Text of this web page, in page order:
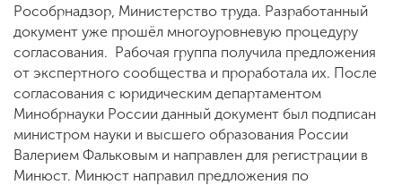
Рособрнадзор, Министерство труда. Разработанный
документ уже прошёл многоуровневую процедуру
согласования. Рабочая группа получила предложения
от экспертного сообщества и проработала их. После
согласования с юридическим департаментом
Минобрнауки России данный документ был подписан
министром науки и высшего образования России
Валерием Фальковым и направлен для регистрации в
Минюст. Минюст направил предложения по